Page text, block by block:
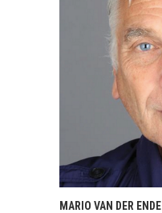
MARIO VAN DER ENDE